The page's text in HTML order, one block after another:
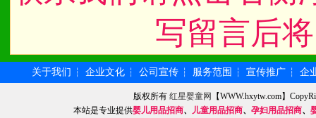
九、加盟优势
1、广告企划支持：产品
品全面配赠，免费提供软
册、专柜咨询手册等各种
写留言后
关于我们 ┆ 企业文化 ┆ 公司宣传 ┆ 服务范围 ┆ 宣传推广 ┆ 企
版权所有红星婴童网
【WWW.hxytw.com】
本站是专业提供婴儿用品招商、 儿童用品招商、 孕妇用品招商、